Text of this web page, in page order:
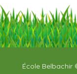
École Belbachir